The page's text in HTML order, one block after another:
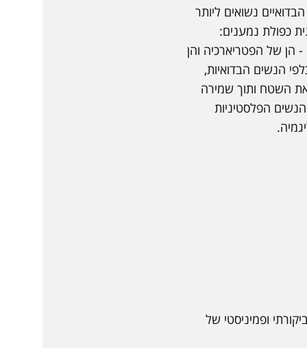
נשואים ליותר
כפולת נמענים:
- הן של הפטריארכיה והן
הנשים הבדואיות,
השטח ותוך שמירה
הפלסטיניות
ופמיניסטי של